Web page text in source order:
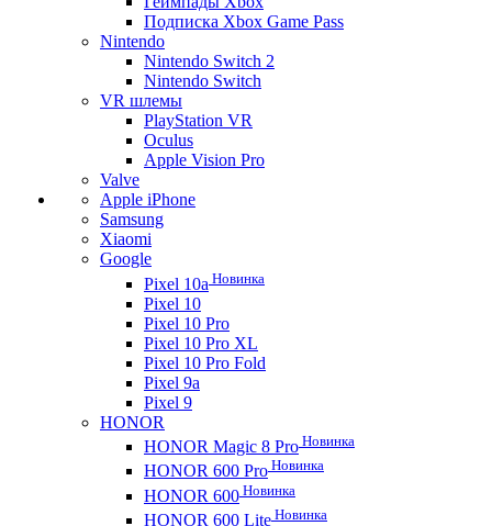
Подписка Xbox Game Pass
Nintendo
Nintendo Switch 2
Nintendo Switch
VR шлемы
PlayStation VR
Oculus
Apple Vision Pro
Valve
Apple iPhone
Samsung
Xiaomi
Google
Pixel 10a Новинка
Pixel 10
Pixel 10 Pro
Pixel 10 Pro XL
Pixel 10 Pro Fold
Pixel 9a
Pixel 9
HONOR
HONOR Magic 8 Pro Новинка
HONOR 600 Pro Новинка
HONOR 600 Новинка
HONOR 600 Lite Новинка